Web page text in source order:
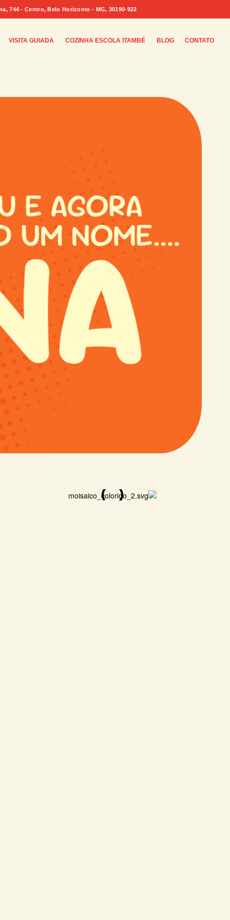
- Centro, Belo Horizonte - MG, 30190-922
VISITA GUIADA COZINHA ESCOLA ITAMBÉ BLOG CONTATO